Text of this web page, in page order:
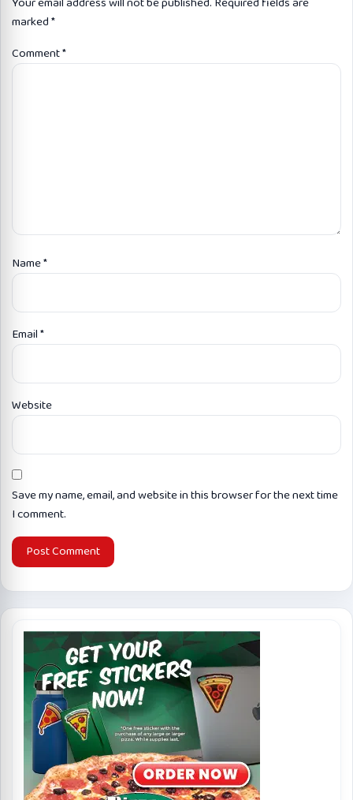
marked*
Comment*
Name*
Email*
Website
Save my name, email, and website in this browser for the next time
I comment.